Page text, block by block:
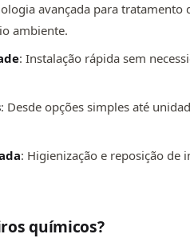
avançada para tratamento
ambiente.
: Instalação rápida sem
: Desde opções simples até
: Higienização e reposição de
químicos?